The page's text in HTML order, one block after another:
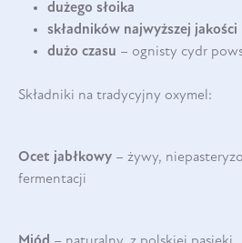
dużego słoika
składników najwyższej jakości
dużo czasu – ognisty cydr
Składniki na tradycyjny oxymel:
Ocet jabłkowy – żywy,
fermentacji